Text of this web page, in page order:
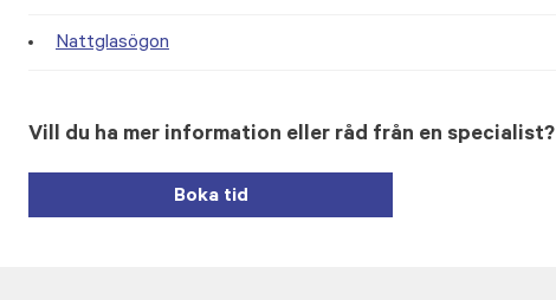
Nattglasögon
Vill du ha mer information eller råd från en specialist?
Boka tid